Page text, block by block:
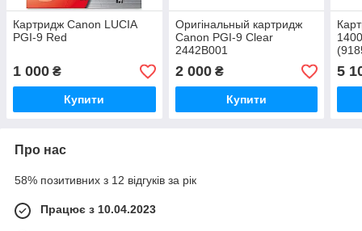
Картридж Canon LUCIA
PGI-9 Red
1 000 ₴
Купити
Оригінальный картридж
Canon PGI-9 Clear
2442B001
2 000₴
Купити
5
Про нас
58% позитивних з 12 відгуків за рік
Працює з 10.04.2023